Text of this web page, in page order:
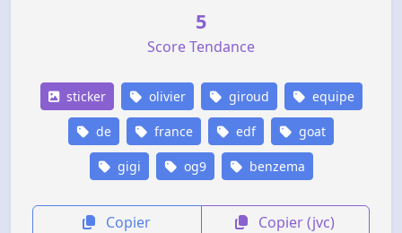
5
Score Tendance
sticker olivier giroud equipe
de france edf goat
gigi og9 benzema
Copier Copier (jvc)